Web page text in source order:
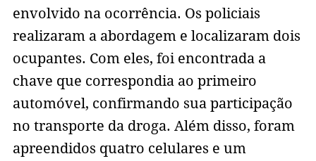
envolvido na ocorrência. Os policiais
realizaram a abordagem e localizaram dois
ocupantes. Com eles, foi encontrada a
chave que correspondia ao primeiro
automóvel, confirmando sua participação
no transporte da droga. Além disso, foram
apreendidos quatro celulares e um